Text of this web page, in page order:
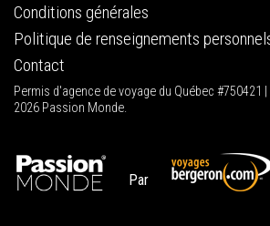
Conditions générales
Politique de renseignements
Contact
Permis d'agence de voyage du Québec
2026 Passion Monde.
Par